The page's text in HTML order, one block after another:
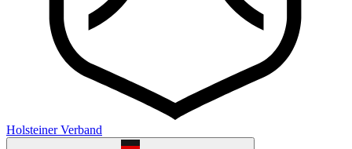
Holsteiner Verband